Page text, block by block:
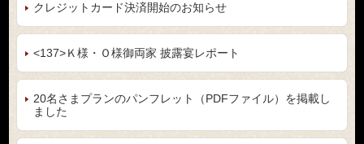
クレジットカード決済開始のお知らせ
<137>Ｋ様・Ｏ様御両家 披露宴レポート
20名さまプランのパンフレット（PDFファイル）を掲載し
ました